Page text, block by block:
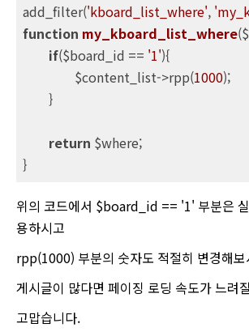
add_filter('kboard_list_where',
function my_kboard_list_where
if($board_id == '1'){
		$content_list->rpp(
1000);
return $where;
}
위의 코드에서 $board_id == '1' 부분은
용하시고
rpp(1000) 부분의 숫자도 적절히 변경해보
게시글이 많다면 페이징 로딩 속도가 느려
고맙습니다.